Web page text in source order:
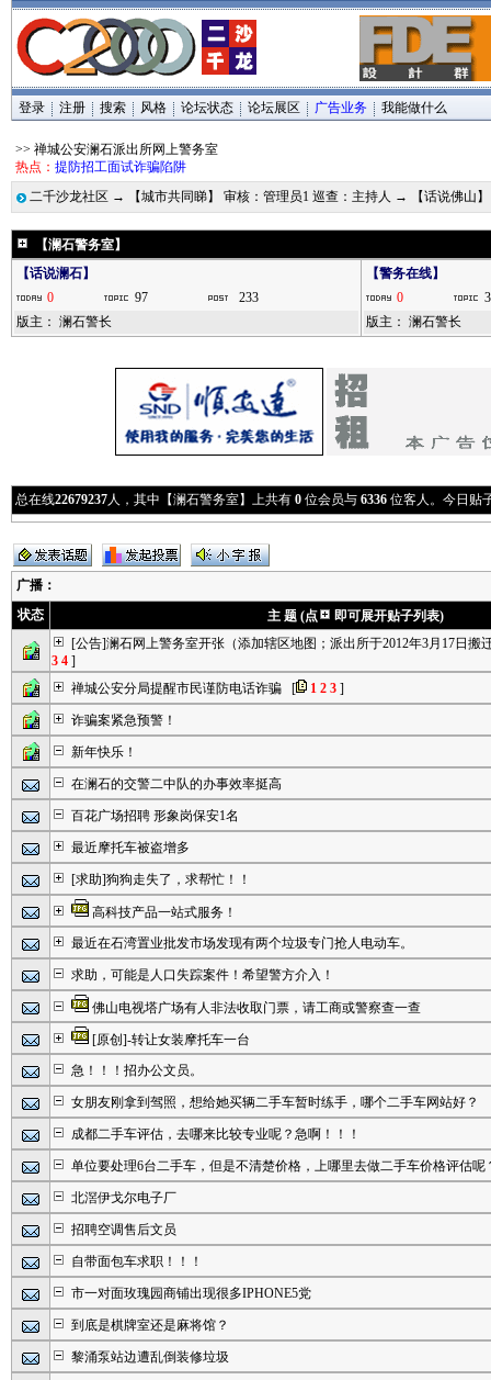
登录 注册 搜索 风格 论坛状态 论坛展区 广告业务 我能做什么
>> 禅城公安澜石派出所网上警务室
热点： 提防招工面试诈骗陷阱
二千沙龙社区 → 【城市共同睇】 审核：管理员1 巡查：主持人 → 【话说佛山】
【澜石警务室】
【话说澜石】
0
97
233
版主： 澜石警长
【警务在线】
0
版主： 澜石警长
总在线22679237人，其中【澜石警务室】上共有 0 位会员与 6336 位客人。今日贴
广播 ：
状态
主 题 (点
即可展开贴子列表)
[公告]澜石网上警务室开张（添加辖区地图；派出所于2012年3月17日搬
3 4 ]
禅城公安分局提醒市民谨防电话诈骗 [ 1 2 3 ]
诈骗案紧急预警！
新年快乐！
在澜石的交警二中队的办事效率挺高
百花广场招聘 形象岗保安1名
最近摩托车被盗增多
[求助]狗狗走失了，求帮忙！！
高科技产品一站式服务！
最近在石湾置业批发市场发现有两个垃圾专门抢人电动车。
求助，可能是人口失踪案件！希望警方介入！
佛山电视塔广场有人非法收取门票，请工商或警察查一查
[原创]-转让女装摩托车一台
急！！！招办公文员。
女朋友刚拿到驾照，想给她买辆二手车暂时练手，哪个二手车网站好？
成都二手车评估，去哪来比较专业呢？急啊！！！
单位要处理6台二手车，但是不清楚价格，上哪里去做二手车价格评估呢
北滘伊戈尔电子厂
招聘空调售后文员
自带面包车求职！！！
市一对面玫瑰园商铺出现很多IPHONE5党
到底是棋牌室还是麻将馆？
黎涌泵站边遭乱倒装修垃圾